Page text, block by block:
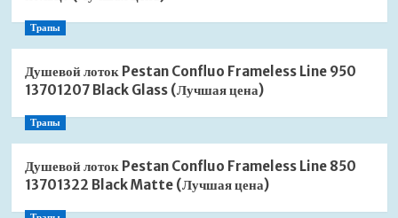
Трапы
Душевой лоток Pestan Confluo Frameless Line 950
13701207 Black Glass (Лучшая цена)
Трапы
Душевой лоток Pestan Confluo Frameless Line 850
13701322 Black Matte (Лучшая цена)